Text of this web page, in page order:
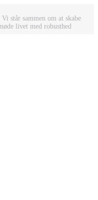
står sammen om at skabe
livet med robusthed